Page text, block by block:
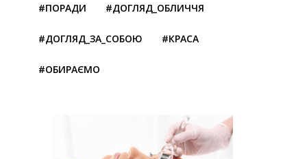
#ПОРАДИ #ДОГЛЯД_ОБЛИЧЧЯ
#ДОГЛЯД_ЗА_СОБОЮ #КРАСА
#ОБИРАЄМО